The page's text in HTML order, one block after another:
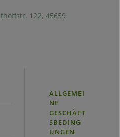
122, 45659
ALLGEMEI
NE
GESCHÄFT
SBEDING
UNGEN